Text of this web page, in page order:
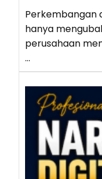
Perkembangan
hanya
perusahaan
…